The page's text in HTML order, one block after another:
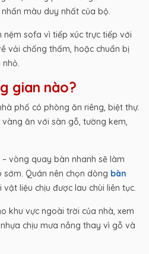
màu duy nhất của bộ.
nệm sofa vì tiếp xúc trực tiếp với
vải chống thấm, hoặc chuẩn bị
gian nào?
phố có phòng ăn riêng, biệt thự.
ăn với sàn gỗ, tường kem,
vòng quay bàn nhanh sẽ làm
Quán nên chọn dòng bàn
vật liệu chịu được lau chùi liên tục.
khu vực ngoài trời của nhà, xem
chịu mưa nắng thay vì gỗ và